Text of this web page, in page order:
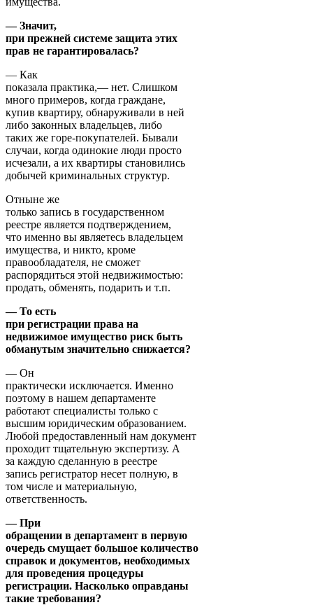
— Значит,
при прежней системе защита этих
прав не гарантировалась?
— Как
показала практика,— нет. Слишком
много примеров, когда граждане,
купив квартиру, обнаруживали в ней
либо законных владельцев, либо
таких же горе-покупателей. Бывали
случаи, когда одинокие люди просто
исчезали, а их квартиры становились
добычей криминальных структур.
Отныне же
только запись в государственном
реестре является подтверждением,
что именно вы являетесь владельцем
имущества, и никто, кроме
правообладателя, не сможет
распорядиться этой недвижимостью:
продать, обменять, подарить и т.п.
— То есть
при регистрации права на
недвижимое имущество риск быть
обманутым значительно снижается?
— Он
практически исключается. Именно
поэтому в нашем департаменте
работают специалисты только с
высшим юридическим образованием.
Любой предоставленный нам документ
проходит тщательную экспертизу. А
за каждую сделанную в реестре
запись регистратор несет полную, в
том числе и материальную,
ответственность.
— При
обращении в департамент в первую
очередь смущает большое количество
справок и документов, необходимых
для проведения процедуры
регистрации. Насколько оправданы
такие требования?